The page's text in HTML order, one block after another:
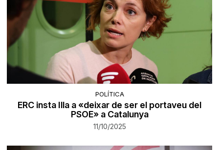
POLÍTICA
ERC insta Illa a «deixar de ser el portaveu del
PSOE» a Catalunya
11/10/2025